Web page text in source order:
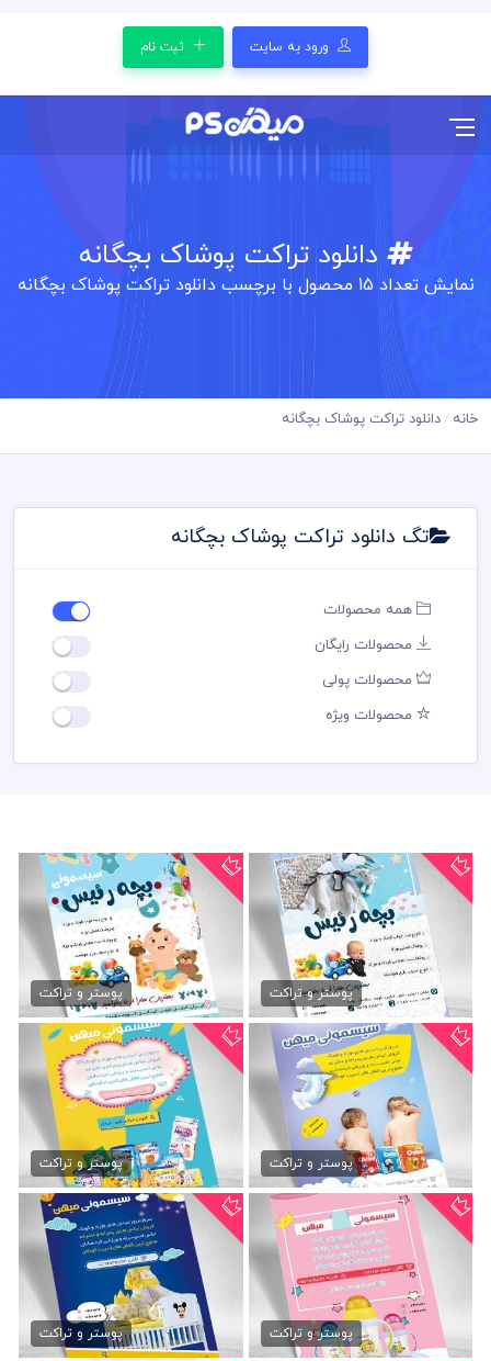
ورود به سایت ثبت نام
دانلود تراکت پوشاک بچگانه
نمایش تعداد 15 محصول با برچسب دانلود تراکت پوشاک بچگانه
خانه دانلود تراکت پوشاک بچگانه
تگ دانلود تراکت پوشاک بچگانه
همه محصولات
محصولات رایگان
محصولات پولی
محصولات ویژه
دانلود تراکت پوشاک بچگانه
79,000 تومان پوستر و تراکت
تراکت لایه باز پوشاک بچگانه
79,000 تومان پوستر و تراکت
دانلود psd تراکت پوشاک...
79,000 تومان پوستر و تراکت
دانلود psd تراکت پوشاک...
50,000 تومان پوستر و تراکت
دانلود تراکت سیسمونی نوزاد
79,000 تومان پوستر و تراکت
دانلود تراکت فروشگاه...
79,000 تومان پوستر و تراکت